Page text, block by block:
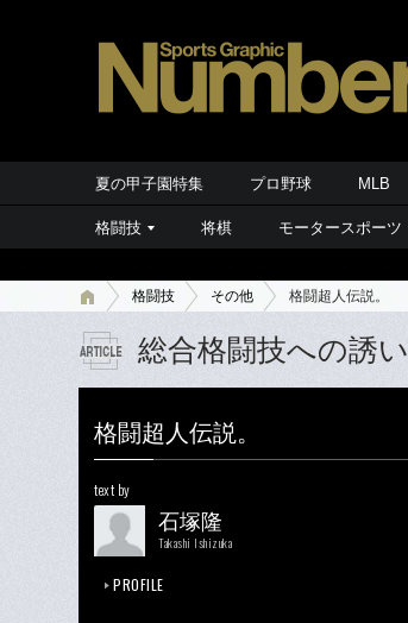
夏の甲子園特集 プロ野球 MLB
格闘技 将棋 モータースポーツ
格闘技 その他 格闘超人伝説。
総合格闘技への誘い
格闘超人伝説。
text by
石塚隆
Takashi Ishizuka
PROFILE